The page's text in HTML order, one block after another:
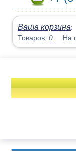
Ваша корзина:
Товаров:0 На